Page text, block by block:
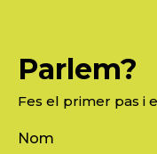
Parlem?
Fes el primer pas i